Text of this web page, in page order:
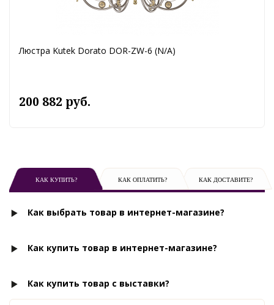
Люстра Kutek Dorato DOR-ZW-6 (N/A)
200 882 руб.
КАК КУПИТЬ? КАК ОПЛАТИТЬ? КАК ДОСТАВИТЕ?
Как выбрать товар в интернет-магазине?
Как купить товар в интернет-магазине?
Как купить товар с выставки?